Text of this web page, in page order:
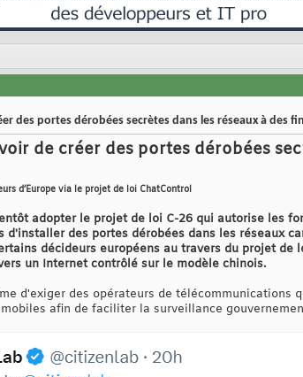
des portes dérobées secrètes dans les réseaux à des
de créer des portes dérobées
d’Europe via le projet de loi ChatControl
adopter le projet de loi C-26 qui autorise les
des portes dérobées dans les réseaux
décideurs européens au travers du projet de
un Internet contrôlé sur le modèle chinois.
d'exiger des opérateurs de télécommunications
afin de faciliter la surveillance